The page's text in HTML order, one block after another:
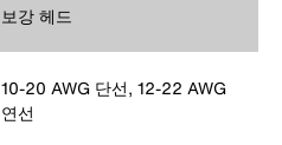
보강 헤드
10-20 AWG 단선, 12-22 AWG
연선